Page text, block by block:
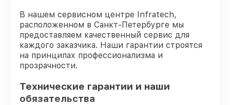
В нашем сервисном центре Infratech,
расположенном в Санкт-Петербурге мы
предоставляем качественный сервис для
каждого заказчика. Наши гарантии строятся
на принципах профессионализма и
прозрачности.
Технические гарантии и наши
обязательства